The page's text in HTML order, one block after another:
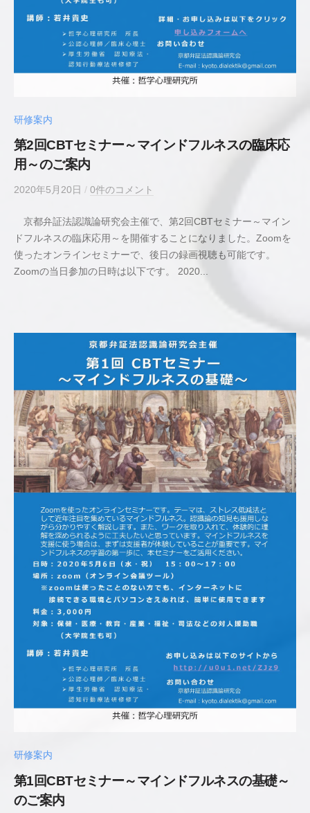
研修案内
第2回CBTセミナー～マインドフルネスの臨床応
用～のご案内
2020年5月20日 b
若
井
貴
史
心
理
師
／
臨
床
心
理
士
/ 0件のコメント
京都弁証法認識論研究会主催で、第2回CBTセミナー～マイン
ドフルネスの臨床応用～を開催することになりました。Zoomを
使ったオンラインセミナーで、後日の録画視聴も可能です。
Zoomの当日参加の日時は以下です。 2020...
研修案内
第1回CBTセミナー～マインドフルネスの基礎～
のご案内